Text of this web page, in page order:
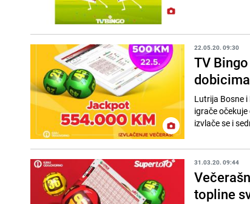
22.05.20. 09:30
TV
dobicima
Lutrija Bosne
igrače
izvlače se i
31.03.20. 09:44
topline